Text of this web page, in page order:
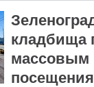
кладбища
массовым